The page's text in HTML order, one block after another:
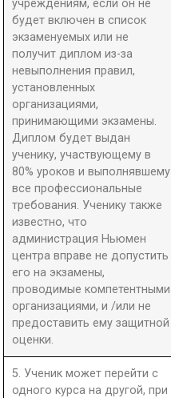
учреждениям, если он не
будет включен в список
экзаменуемых или не
получит диплом из-за
невыполнения правил,
установленных
организациями,
принимающими экзамены.
Диплом будет выдан
ученику, участвующему в
80% уроков и выполнявшему
все профессиональные
требования. Ученику также
известно, что
администрация Ньюмен
центра вправе не допустить
его на экзамены,
проводимые компетентными
организациями, и /или не
предоставить ему защитной
оценки.
5. Ученик может перейти с
одного курса на другой, при